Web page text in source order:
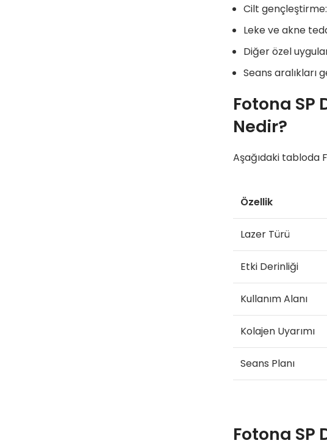
Cilt gençleştirme:
Leke ve akne
Diğer özel
Seans aralıkları
Fotona SP
Nedir?
Aşağıdaki tabloda
Özellik
Lazer Türü
Etki Derinliği
Kullanım Alanı
Kolajen Uyarımı
Seans Planı
Fotona SP